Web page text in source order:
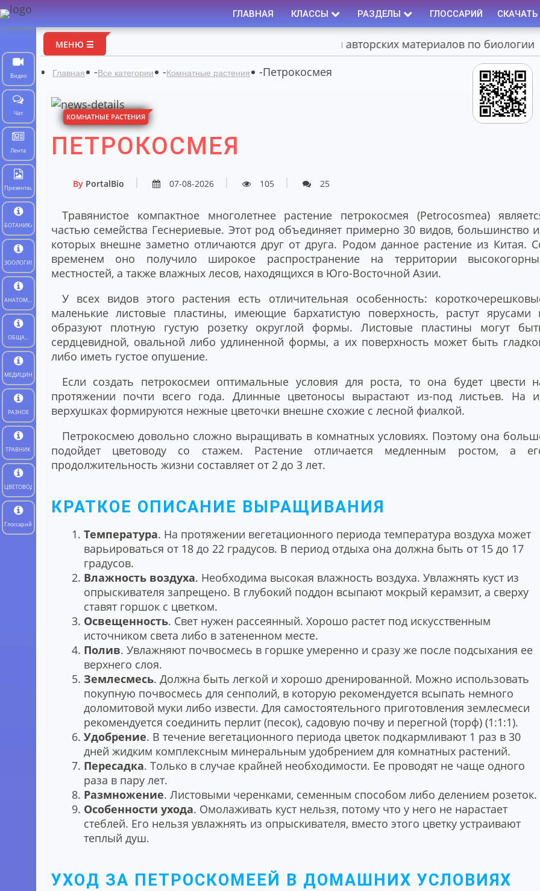
ГЛАВНАЯ КЛАССЫ РАЗДЕЛЫ ГЛОССАРИЙ СКАЧАТЬ
Видео
Чат
Лента
Презентации
БОТАНИКА
ЗООЛОГИЯ
АНАТОМИЯ
ЧЕЛОВЕКА
ОБЩАЯ
БИОЛОГИЯ
МЕДИЦИНА
РАЗНОЕ
ТРАВНИК
ЦВЕТОВОД
Глоссарий
МЕНЮ ☰ Портал авторских материалов по биологии
Главная -Все категории -Комнатные растения -Петрокосмея
КОМНАТНЫЕ РАСТЕНИЯ
ПЕТРОКОСМЕЯ
ByPortalBio 07-08-2026 105 25
Травянистое компактное многолетнее растение петрокосмея (Petrocosmea)
частью семейства Геснериевые. Этот род объединяет примерно 30 видов, большинство
которых внешне заметно отличаются друг от друга. Родом данное растение из Китая.
временем оно получило широкое распространение на территории
местностей, а также влажных лесов, находящихся в Юго-Восточной Азии.
У всех видов этого растения есть отличительная особенность:
маленькие листовые пластины, имеющие бархатистую поверхность, растут ярусами
образуют плотную густую розетку округлой формы. Листовые пластины могут
сердцевидной, овальной либо удлиненной формы, а их поверхность может быть
либо иметь густое опушение.
Если создать петрокосмеи оптимальные условия для роста, то она будет цвести
протяжении почти всего года. Длинные цветоносы вырастают из-под листьев. На
верхушках формируются нежные цветочки внешне схожие с лесной фиалкой.
Петрокосмею довольно сложно выращивать в комнатных условиях. Поэтому она
подойдет цветоводу со стажем. Растение отличается медленным ростом, а
продолжительность жизни составляет от 2 до 3 лет.
КРАТКОЕ ОПИСАНИЕ ВЫРАЩИВАНИЯ
Температура. На протяжении вегетационного периода температура воздуха может
варьироваться от 18 до 22 градусов. В период отдыха она должна быть от 15 до 17
градусов.
Влажность воздуха. Необходима высокая влажность воздуха. Увлажнять куст из
опрыскивателя запрещено. В глубокий поддон всыпают мокрый керамзит, а сверху
ставят горшок с цветком.
Освещенность. Свет нужен рассеянный. Хорошо растет под искусственным
источником света либо в затененном месте.
Полив. Увлажняют почвосмесь в горшке умеренно и сразу же после подсыхания ее
верхнего слоя.
Землесмесь. Должна быть легкой и хорошо дренированной. Можно использовать
покупную почвосмесь для сенполий, в которую рекомендуется всыпать немного
доломитовой муки либо извести. Для самостоятельного приготовления землесмеси
рекомендуется соединить перлит (песок), садовую почву и перегной (торф) (1:1:1).
Удобрение. В течение вегетационного периода цветок подкармливают 1 раз в 30
дней жидким комплексным минеральным удобрением для комнатных растений.
Пересадка. Только в случае крайней необходимости. Ее проводят не чаще одного
раза в пару лет.
Размножение. Листовыми черенками, семенным способом либо делением розеток.
Особенности ухода. Омолаживать куст нельзя, потому что у него не нарастает
стеблей. Его нельзя увлажнять из опрыскивателя, вместо этого цветку устраивают
теплый душ.
УХОД ЗА ПЕТРОСКОМЕЕЙ В ДОМАШНИХ УСЛОВИЯХ